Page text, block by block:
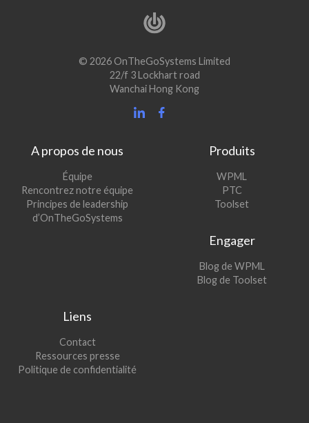
© 2026 OnTheGoSystems Limited
22/f 3 Lockhart road
Wanchai Hong Kong
A propos de nous
Équipe
Rencontrez notre équipe
Principes de leadership
d’OnTheGoSystems
Produits
WPML
une
PTC(s’ouvre
dans
fenêtre)
Toolset(s’ouvre
nouvelle
Engager
Blog de WPML
dans
Blog de Toolset(s’ouvre
Liens
Contact
Ressources presse
Politique de confidentialité